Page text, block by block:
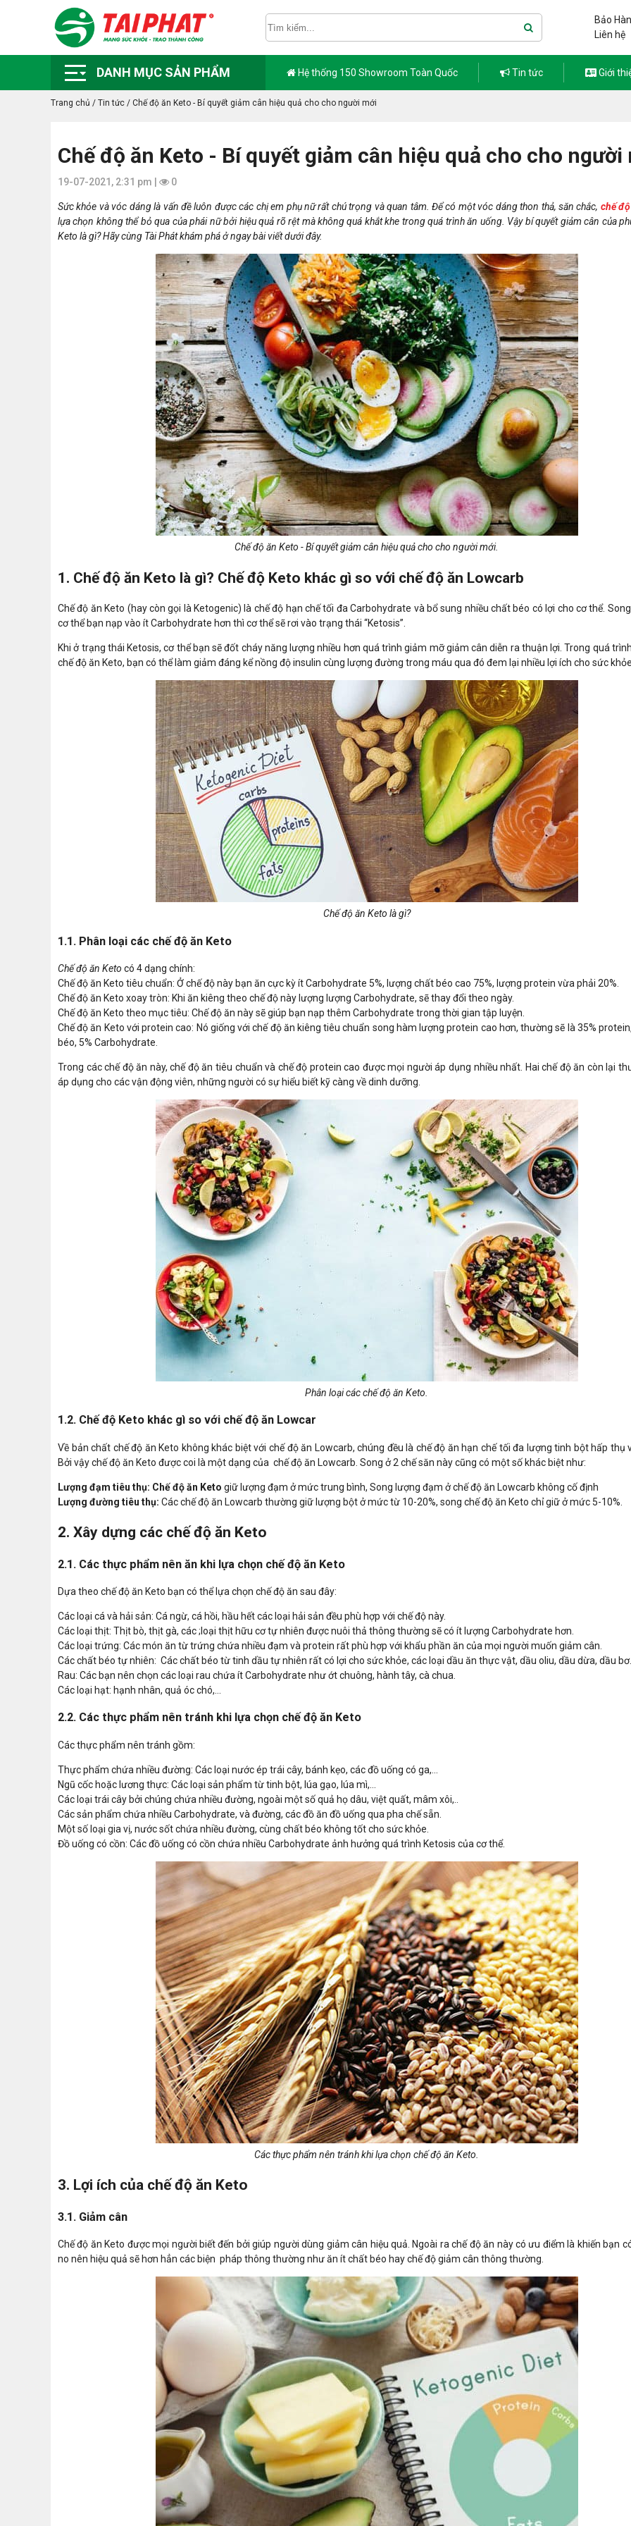
Bảo
Liên hệ
DANH MỤC SẢN PHẨM Hệ thống 150 Showroom Toàn Quốc Tin tức Giới
Trang chủ / Tin tức / Chế độ ăn Keto - Bí quyết giảm cân hiệu quả cho cho người mới
Chế độ ăn Keto - Bí quyết giảm cân hiệu quả cho cho người
19-07-2021, 2:31 pm | 0
Sức khỏe và vóc dáng là vấn đề luôn được các chị em phụ nữ rất chú trọng và quan tâm. Để có một vóc dáng thon thả, săn chắc, chế
lựa chọn không thể bỏ qua của phái nữ bởi hiệu quả rõ rệt mà không quá khắt khe trong quá trình ăn uống. Vậy bí quyết giảm cân của
Keto là gì? Hãy cùng Tài Phát khám phá ở ngay bài viết dưới đây.
Chế độ ăn Keto - Bí quyết giảm cân hiệu quả cho cho người mới.
1. Chế độ ăn Keto là gì? Chế độ Keto khác gì so với chế độ ăn Lowcarb
Chế độ ăn Keto (hay còn gọi là Ketogenic) là chế độ hạn chế tối đa Carbohydrate và bổ sung nhiều chất béo có lợi cho cơ thể.
cơ thể bạn nạp vào ít Carbohydrate hơn thì cơ thể sẽ rơi vào trạng thái “Ketosis”.
Khi ở trạng thái Ketosis, cơ thể bạn sẽ đốt cháy năng lượng nhiều hơn quá trình giảm mỡ giảm cân diễn ra thuận lợi. Trong quá
chế độ ăn Keto, bạn có thể làm giảm đáng kể nồng độ insulin cùng lượng đường trong máu qua đó đem lại nhiều lợi ích cho sức
Chế độ ăn Keto là gì?
1.1. Phân loại các chế độ ăn Keto
Chế độ ăn Keto có 4 dạng chính:
Chế độ ăn Keto tiêu chuẩn: Ở chế độ này bạn ăn cực kỳ ít Carbohydrate 5%, lượng chất béo cao 75%, lượng protein vừa phải 20%.
Chế độ ăn Keto xoay tròn: Khi ăn kiêng theo chế độ này lượng lượng Carbohydrate, sẽ thay đổi theo ngày.
Chế độ ăn Keto theo mục tiêu: Chế độ ăn này sẽ giúp bạn nạp thêm Carbohydrate trong thời gian tập luyện.
Chế độ ăn Keto với protein cao: Nó giống với chế độ ăn kiêng tiêu chuẩn song hàm lượng protein cao hơn, thường sẽ là 35%
béo, 5% Carbohydrate.
Trong các chế độ ăn này, chế độ ăn tiêu chuẩn và chế độ protein cao được mọi người áp dụng nhiều nhất. Hai chế độ ăn còn lại
áp dụng cho các vận động viên, những người có sự hiểu biết kỹ càng về dinh dưỡng.
Phân loại các chế độ ăn Keto.
1.2. Chế độ Keto khác gì so với chế độ ăn Lowcar
Về bản chất chế độ ăn Keto không khác biệt với chế độ ăn Lowcarb, chúng đều là chế độ ăn hạn chế tối đa lượng tinh bột hấp thụ
Bởi vậy chế độ ăn Keto được coi là một dạng của chế độ ăn Lowcarb. Song ở 2 chế săn này cũng có một số khác biệt như:
Lượng đạm tiêu thụ: Chế độ ăn Keto giữ lượng đạm ở mức trung bình, Song lượng đạm ở chế độ ăn Lowcarb không cố định
Lượng đường tiêu thụ: Các chế độ ăn Lowcarb thường giữ lượng bột ở mức từ 10-20%, song chế độ ăn Keto chỉ giữ ở mức 5-10%.
2. Xây dựng các chế độ ăn Keto
2.1. Các thực phẩm nên ăn khi lựa chọn chế độ ăn Keto
Dựa theo chế độ ăn Keto bạn có thể lựa chọn chế độ ăn sau đây:
Các loại cá và hải sản: Cá ngừ, cá hồi, hầu hết các loại hải sản đều phù hợp với chế độ này.
Các loại thịt: Thịt bò, thịt gà, các ;loại thịt hữu cơ tự nhiên được nuôi thả thông thường sẽ có ít lượng Carbohydrate hơn.
Các loại trứng: Các món ăn từ trứng chứa nhiều đạm và protein rất phù hợp với khẩu phần ăn của mọi người muốn giảm cân.
Các chất béo tự nhiên: Các chất béo từ tinh dầu tự nhiên rất có lợi cho sức khỏe, các loại dầu ăn thực vật, dầu oliu, dầu dừa, dầu
Rau: Các bạn nên chọn các loại rau chứa ít Carbohydrate như ớt chuông, hành tây, cà chua.
Các loại hạt: hạnh nhân, quả óc chó,...
2.2. Các thực phẩm nên tránh khi lựa chọn chế độ ăn Keto
Các thực phẩm nên tránh gồm:
Thực phẩm chứa nhiều đường: Các loại nước ép trái cây, bánh kẹo, các đồ uống có ga,...
Ngũ cốc hoặc lương thực: Các loại sản phẩm từ tinh bột, lúa gạo, lúa mì,...
Các loại trái cây bởi chúng chứa nhiều đường, ngoài một số quả họ dâu, việt quất, mâm xôi,..
Các sản phẩm chứa nhiều Carbohydrate, và đường, các đồ ăn đồ uống qua pha chế sẵn.
Một số loại gia vị, nước sốt chứa nhiều đường, cùng chất béo không tốt cho sức khỏe.
Đồ uống có cồn: Các đồ uống có cồn chứa nhiều Carbohydrate ảnh hưởng quá trình Ketosis của cơ thể.
Các thực phẩm nên tránh khi lựa chọn chế độ ăn Keto.
3. Lợi ích của chế độ ăn Keto
3.1. Giảm cân
Chế độ ăn Keto được mọi người biết đến bởi giúp người dùng giảm cân hiệu quả. Ngoài ra chế độ ăn này có ưu điểm là khiến bạn
no nên hiệu quả sẽ hơn hẳn các biện pháp thông thường như ăn ít chất béo hay chế độ giảm cân thông thường.